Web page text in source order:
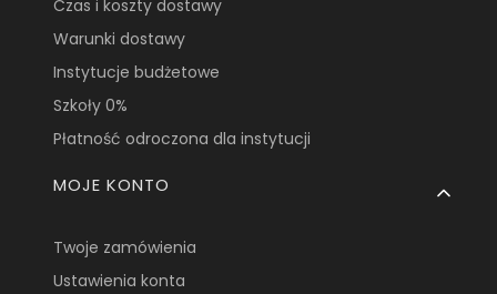
Czas i koszty dostawy
Warunki dostawy
Instytucje budżetowe
Szkoły 0%
Płatność odroczona dla instytucji
MOJE KONTO
Twoje zamówienia
Ustawienia konta